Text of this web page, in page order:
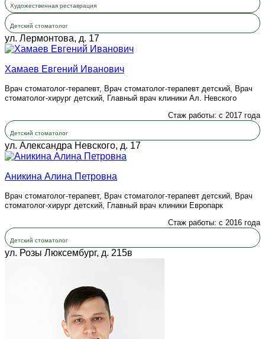
Художественная реставрация
Детский стоматолог
ул. Лермонтова, д. 17
Хамаев Евгений Иванович
Врач стоматолог-терапевт, Врач стоматолог-терапевт детский, Врач
стоматолог-хирург детский, Главный врач клиники Ал. Невского
Стаж работы: с 2017 года
Детский стоматолог
ул. Александра Невского, д. 17
Аникина Алина Петровна
Врач стоматолог-терапевт, Врач стоматолог-терапевт детский, Врач
стоматолог-хирург детский, Главный врач клиники Европарк
Стаж работы: с 2016 года
Детский стоматолог
ул. Розы Люксембург, д. 215в